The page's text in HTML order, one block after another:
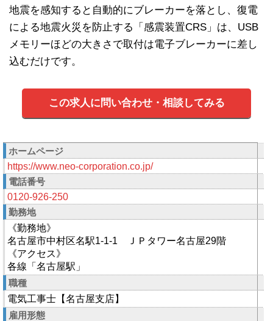
地震を感知すると自動的にブレーカーを落とし、復電
による地震火災を防止する「感震装置CRS」は、USB
メモリーほどの大きさで取付は電子ブレーカーに差し
込むだけです。
この求人に問い合わせ・相談してみる
ホームページ
https://www.neo-corporation.co.jp/
電話番号
0120-926-250
勤務地
《勤務地》
名古屋市中村区名駅1-1-1 ＪＰタワー名古屋29階
《アクセス》
各線「名古屋駅」
職種
電気工事士【名古屋支店】
雇用形態